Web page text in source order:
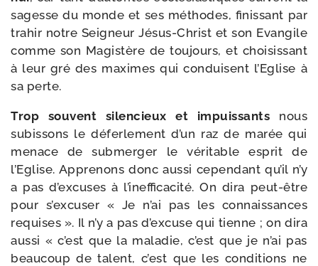
sagesse du monde et ses méthodes, finis­sant par
tra­hir notre Seigneur Jésus-​Christ et son Evangile
comme son Magistère de tou­jours, et choi­sis­sant
à leur gré des maximes qui conduisent l’Eglise à
sa perte.
Trop sou­vent silen­cieux et impuis­sants nous
subis­sons le défer­le­ment d’un raz de marée qui
menace de sub­mer­ger le véri­table esprit de
l’Eglise. Apprenons donc aus­si cepen­dant qu’il n’y
a pas d’ex­cuses à l’i­nef­fi­ca­ci­té. On dira peut-​être
pour s’ex­cu­ser « Je n’ai pas les connais­sances
requises ». Il n’y a pas d’ex­cuse qui tienne ; on dira
aus­si « c’est que la mala­die, c’est que je n’ai pas
beau­coup de talent, c’est que les condi­tions ne